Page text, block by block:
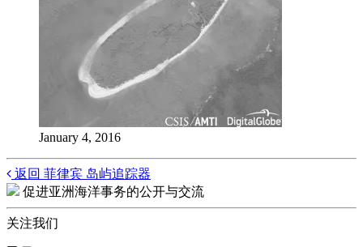
January 4, 2016
Posts
navigation
返回 菲律宾 岛屿追踪器
促进亚洲海洋事务的公开与交流
关注我们